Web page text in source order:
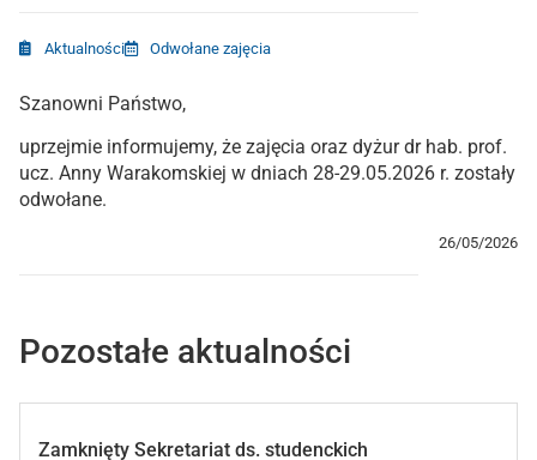
Aktualności Odwołane zajęcia
Szanowni Państwo,
uprzejmie informujemy, że zajęcia oraz dyżur dr hab. prof.
ucz. Anny Warakomskiej w dniach 28-29.05.2026 r. zostały
odwołane.
26/05/2026
Pozostałe aktualności
Zamknięty Sekretariat ds. studenckich